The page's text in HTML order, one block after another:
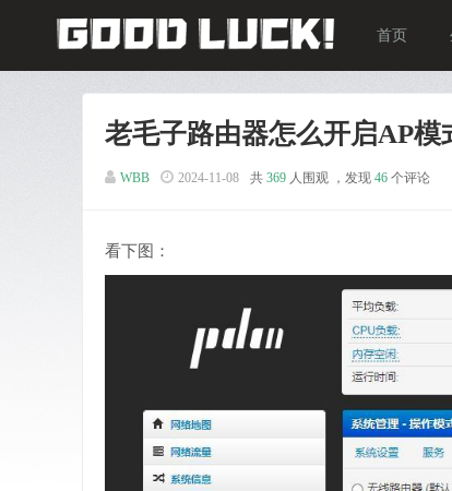
首页
老毛子路由器怎么开启AP模
WBB 2024-11-08 共 369 人围观 ，发现 46 个评论
看下图：